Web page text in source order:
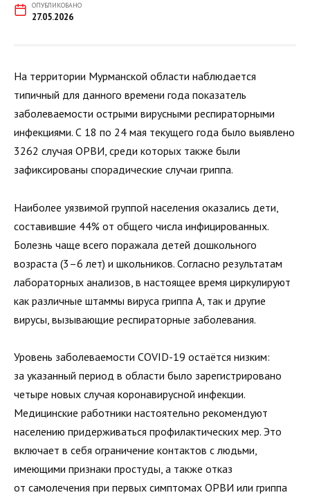
ОПУБЛИКОВАНО
27.05.2026
На территории Мурманской области наблюдается
типичный для данного времени года показатель
заболеваемости острыми вирусными респираторными
инфекциями. С 18 по 24 мая текущего года было выявлено
3262 случая ОРВИ, среди которых также были
зафиксированы спорадические случаи гриппа.
Наиболее уязвимой группой населения оказались дети,
составившие 44% от общего числа инфицированных.
Болезнь чаще всего поражала детей дошкольного
возраста (3–6 лет) и школьников. Согласно результатам
лабораторных анализов, в настоящее время циркулируют
как различные штаммы вируса гриппа А, так и другие
вирусы, вызывающие респираторные заболевания.
Уровень заболеваемости COVID-19 остаётся низким:
за указанный период в области было зарегистрировано
четыре новых случая коронавирусной инфекции.
Медицинские работники настоятельно рекомендуют
населению придерживаться профилактических мер. Это
включает в себя ограничение контактов с людьми,
имеющими признаки простуды, а также отказ
от самолечения при первых симптомах ОРВИ или гриппа